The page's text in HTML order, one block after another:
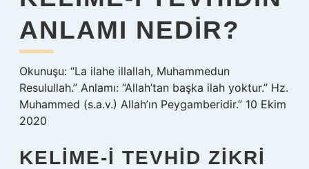
ANLAMI NEDIR?
Okunuşu: “La ilahe illallah, Muhammedun
Resulullah.” Anlamı: “Allah’tan başka ilah yoktur.” Hz.
Muhammed (s.a.v.) Allah’ın Peygamberidir.” 10 Ekim
2020
KELIME-I TEVHID ZIKRI